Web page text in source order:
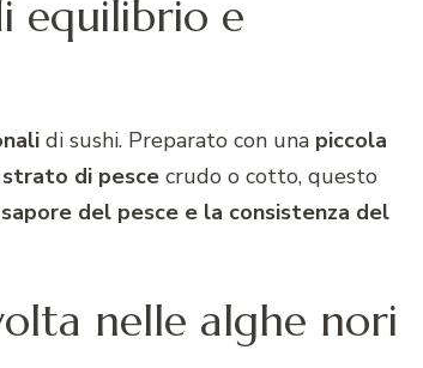
equilibrio e
di sushi. Preparato con una piccola
strato di pesce crudo o cotto, questo
del pesce e la consistenza del
nelle alghe nori